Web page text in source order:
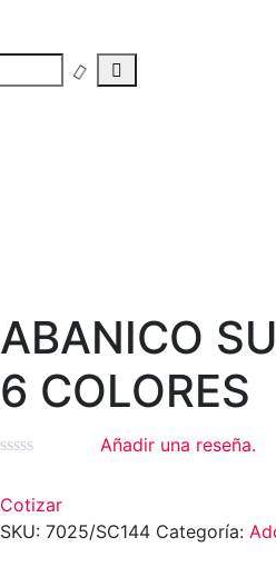
ABANICO
6 COLORES
Añadir una reseña.
Cotizar
SKU:7025/SC144 Categoría: